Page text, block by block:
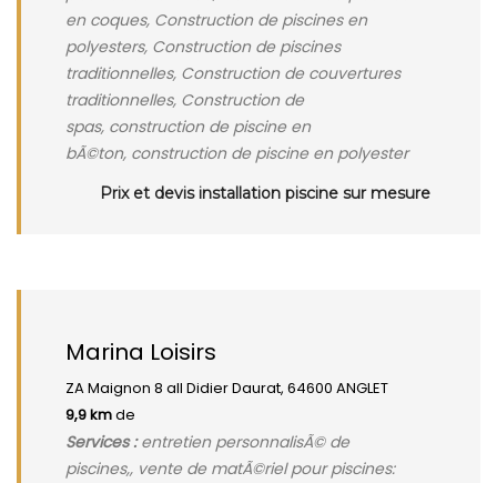
en coques, Construction de piscines en
polyesters, Construction de piscines
traditionnelles, Construction de couvertures
traditionnelles, Construction de
spas, construction de piscine en
bÃ©ton, construction de piscine en polyester
Prix et devis installation piscine sur mesure
Marina Loisirs
ZA Maignon 8 all Didier Daurat, 64600 ANGLET
9,9 kmde
Services :entretien personnalisÃ© de
piscines,, vente de matÃ©riel pour piscines: